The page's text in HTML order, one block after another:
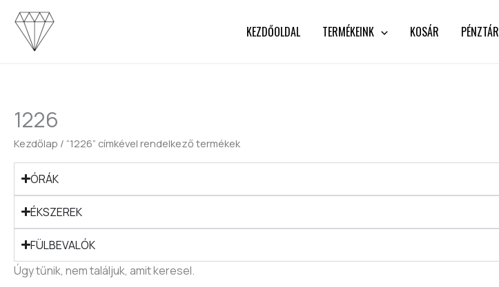
Skip
content
KEZDŐOLDAL TERMÉKEINK KOSÁR PÉNZTÁR
1226
Kezdőlap / “1226” címkével rendelkező termékek
ÓRÁK
ÉKSZEREK
FÜLBEVALÓK
Úgy tűnik, nem találjuk, amit keresel.